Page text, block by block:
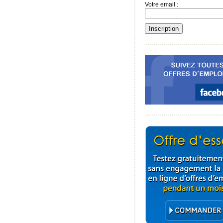
Votre email :